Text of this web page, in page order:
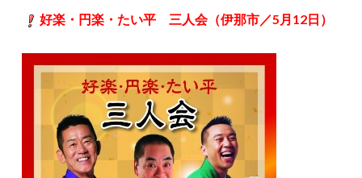
好楽・円楽・たい平 三人会（伊那市／5月12日）